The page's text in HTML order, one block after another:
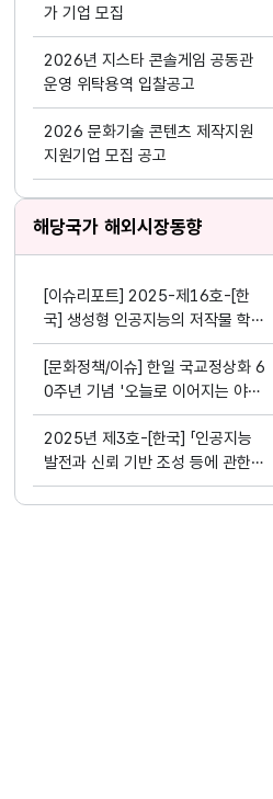
가 기업 모집
2026년 지스타 콘솔게임 공동관
운영 위탁용역 입찰공고
2026 문화기술 콘텐츠 제작지원
지원기업 모집 공고
해당국가 해외시장동향
[이슈리포트] 2025-제16호-[한
국] 생성형 인공지능의 저작물 학습
행위와 공정이용 여부의 판단(최승
재)
[문화정책/이슈] 한일 국교정상화 6
0주년 기념 '오늘로 이어지는 야나
기 무네요시의 마음과 시선' 전시
2025년 제3호-[한국] 「인공지능
발전과 신뢰 기반 조성 등에 관한
기본법」제정에 따른 표시의무 도입
(김형지)